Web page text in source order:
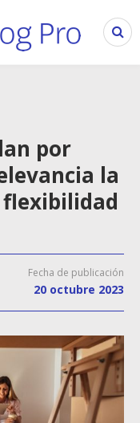
por
la
Fecha de publicación
20 octubre 2023